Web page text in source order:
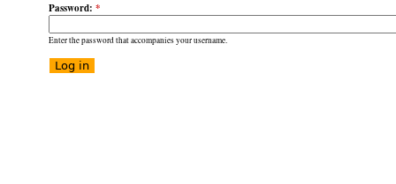
Password: *
Enter the password that accompanies your username.